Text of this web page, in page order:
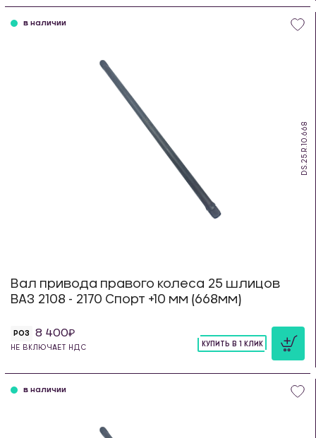
DS.25.R.10.668
в наличии
Вал привода правого колеса 25 шлицов
ВАЗ 2108 - 2170 Спорт +10 мм (668мм)
РОЗ 8 400
НЕ ВКЛЮЧАЕТ НДС
КУПИТЬ В 1 КЛИК
в наличии